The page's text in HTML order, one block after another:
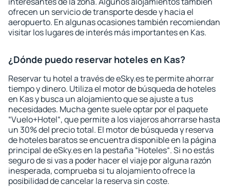
ofrecen un servicio de transporte desde y hacia el
aeropuerto. En algunas ocasiones también recomiendan
visitar los lugares de interés más importantes en Kas.
¿Dónde puedo reservar hoteles en Kas?
Reservar tu hotel a través de eSky.es te permite ahorrar
tiempo y dinero. Utiliza el motor de búsqueda de hoteles
en Kas y busca un alojamiento que se ajuste a tus
necesidades. Mucha gente suele optar por el paquete
“Vuelo+Hotel“, que permite a los viajeros ahorrarse hasta
un 30% del precio total. El motor de búsqueda y reserva
de hoteles baratos se encuentra disponible en la página
principal de eSky.es en la pestaña “Hoteles“. Si no estás
seguro de si vas a poder hacer el viaje por alguna razón
inesperada, comprueba si tu alojamiento ofrece la
posibilidad de cancelar la reserva sin coste.